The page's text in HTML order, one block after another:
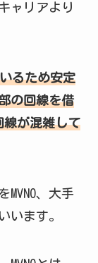
ャリアより
るため安定
の回線を借
線が混雑して
、大手
います。